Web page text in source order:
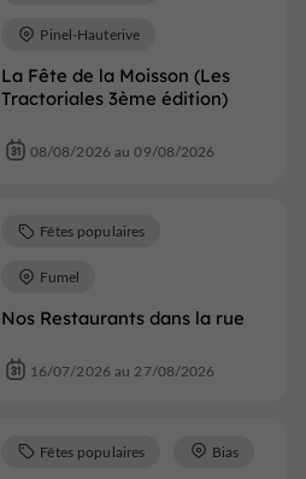
La Fête de la Moisson (Les
Tractoriales 3ème édition)
Pinel-Hauterive
08/08/2026 au 09/08/2026
Nos Restaurants dans la rue
Fêtes populaires
Fumel
16/07/2026 au 27/08/2026
Fêtes populaires Bias